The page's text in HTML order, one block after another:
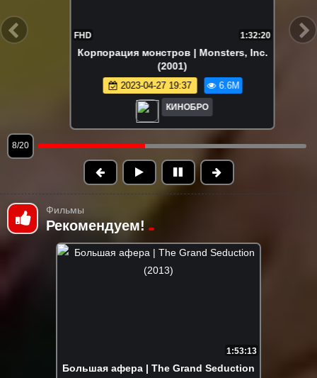
FHD 1:32:20
Корпорация монстров | Monsters, Inc.
(2001)
2023-04-27 19:37 6.6M
КИНОБРО
8/20
Фильмы
Рекомендуем!
1:53:13
Большая афера | The Grand Seduction